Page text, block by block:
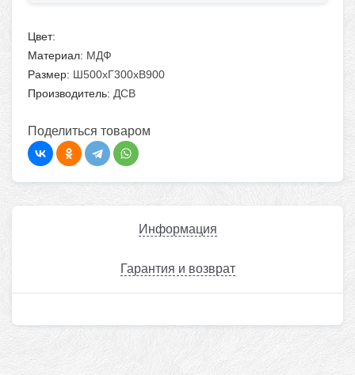
Цвет:
Материал: МДФ
Размер: Ш500хГ300хВ900
Производитель: ДСВ
Поделиться товаром
Информация
Гарантия и возврат